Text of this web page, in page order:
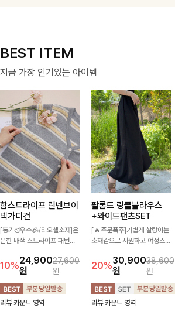
BEST ITEM
지금 가장 인기있는 아이템
함스트라이프 린넨브이
넥가디건
[통기성우수🧊/리오셀소재]은
은한 배색 스트라이프 패턴으
드 살려주는 니트 가디건 💛
브이넥 라인에 슬림하게 떨어
지는 핏 더해져 단독으로도 여
리하고 세련되게 입어져요-
10%24,900
원
27,600
원
리뷰 카운트 영역
팔롬드 링클블라우스
+와이드팬츠SET
[🔥주문폭주]가볍게 살랑이는
소재감으로 시원하고 여성스럽
트 🖤 허리 밴딩 디테일로 편
안하면서도 자연스럽게 라인
잡아주어 꾸안꾸 무드로 멋스
럽게 완성!
20%30,900
원
38,600
원
리뷰 카운트 영역